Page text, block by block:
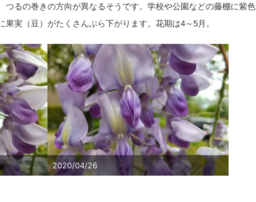
つるの巻きの方向が異なるそうです。学校や公園などの藤棚に紫色
実（豆）がたくさんぶら下がります。花期は4～5月。
2020/04/26